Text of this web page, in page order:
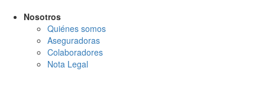
Nosotros
Quiénes somos
Aseguradoras
Colaboradores
Nota Legal